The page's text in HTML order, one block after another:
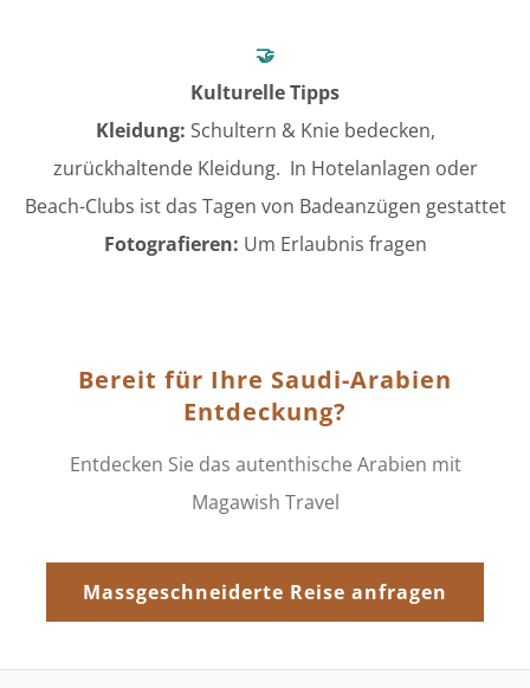
🤝
Kulturelle Tipps
Kleidung: Schultern & Knie bedecken,
zurückhaltende Kleidung. In Hotelanlagen oder
Beach-Clubs ist das Tagen von Badeanzügen gestattet
Fotografieren: Um Erlaubnis fragen
Bereit für Ihre Saudi-Arabien
Entdeckung?
Entdecken Sie das autenthische Arabien mit
Magawish Travel
Massgeschneiderte Reise anfragen